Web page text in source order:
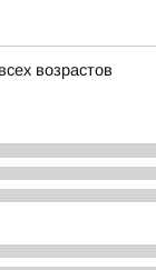
возрастов